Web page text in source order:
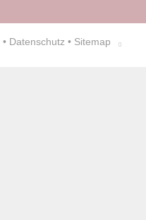
• Datenschutz • Sitemap